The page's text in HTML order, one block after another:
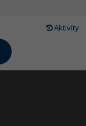
Aktivity